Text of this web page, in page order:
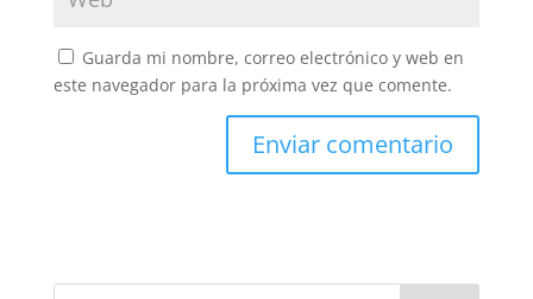
Guarda mi nombre, correo electrónico y web en
este navegador para la próxima vez que comente.